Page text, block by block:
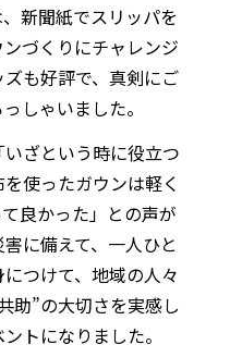
新聞紙でスリッパを
づくりにチャレンジ
も好評で、真剣にご
しゃいました。
ざという時に役立つ
使ったガウンは軽く
良かった」との声が
に備えて、一人ひと
つけて、地域の人々
助”の大切さを実感し
トになりました。